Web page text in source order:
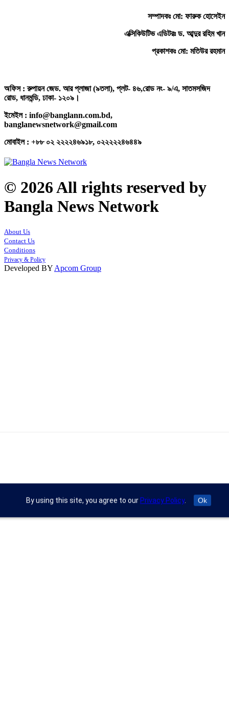
সম্পাদকঃ মো: ফারুক হোসেইন
এক্সিকিউটিভ এডিটরঃ ড. আব্দুর রহিম খান
প্রকাশকঃ মো: মতিউর রহমান
অফিস : রুপায়ন জেড. আর প্লাজা (৯তলা), প্লট- ৪৬,রোড নং- ৯/এ, সাতমসজিদ
রোড, ধানমন্ডি, ঢাকা- ১২০৯।
ইমেইল : info@banglann.com.bd,
banglanewsnetwork@gmail.com
মোবাইল : +৮৮ ০২ ২২২২৪৬৯১৮, ০২২২২২৪৬৪৪৯
© 2026 All rights reserved by
Bangla News Network
About Us
Contact Us
Conditions
Privacy & Policy
Developed BY Apcom Group
By using this site, you agree to our Privacy Policy. Ok